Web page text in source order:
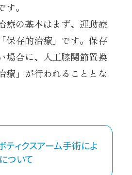
す。
療の基本はまず、運動療
保存的治療」です。保存
場合に、人工膝関節置換
療」が行われることとな
ティクスアーム手術によ
ついて